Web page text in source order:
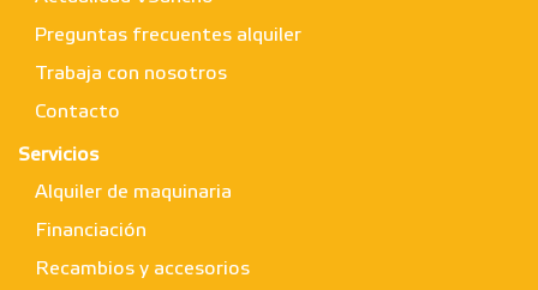
Preguntas frecuentes alquiler
Trabaja con nosotros
Contacto
Servicios
Alquiler de maquinaria
Financiación
Recambios y accesorios